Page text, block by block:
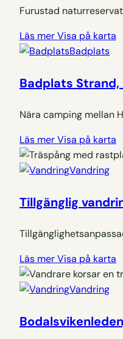
Furustad
Läs merVisa på karta
Badplats
Badplats
Nära camping mellan
Läs merVisa på karta
Vandring
Tillgänglig
Läs merVisa på karta
Vandring